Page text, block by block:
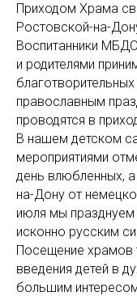
Приходом Храма
Ростовской-на-
Воспитанники
и родителями
православным
проводятся в
В нашем детском
мероприятиями
день влюбленных,
на-Дону от
июля мы
исконно русским
Посещение храмов
введения детей в
большим